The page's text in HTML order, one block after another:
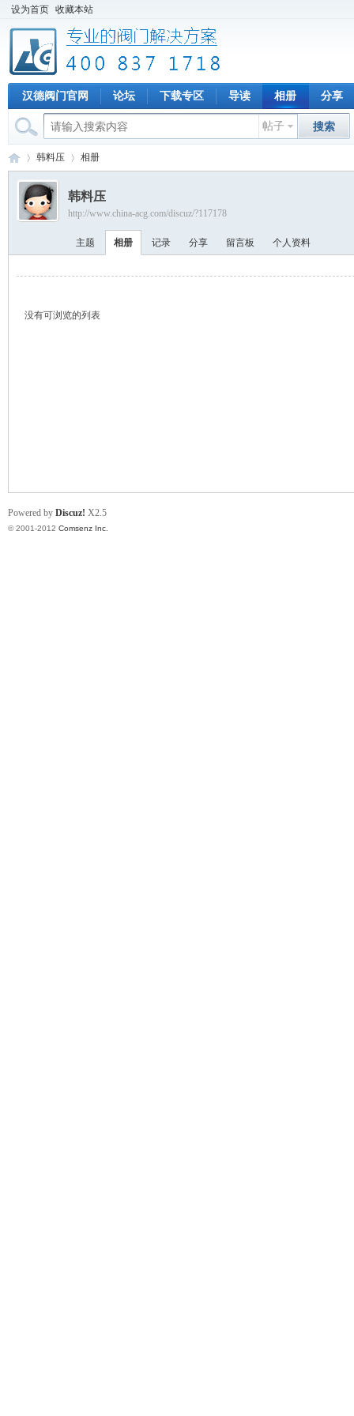
设为首页 收藏本站
汉德阀门官网 论坛 下载专区 导读 相册 分享
帖子 搜索
›
韩料压 相册
韩料压
http://www.china-acg.com/discuz/?117178
主题 相册 记录 分享 留言板 个人资料
没有可浏览的列表
Powered by Discuz! X2.5
© 2001-2012 Comsenz Inc.